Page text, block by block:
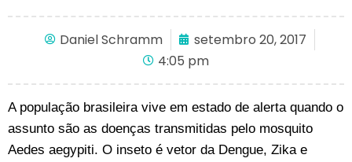
Daniel Schramm
setembro 20, 2017
4:05 pm
A população brasileira vive em estado de alerta quando o
assunto são as doenças transmitidas pelo mosquito
Aedes aegypiti. O inseto é vetor da Dengue, Zika e